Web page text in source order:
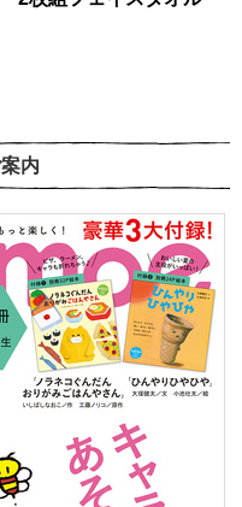
内